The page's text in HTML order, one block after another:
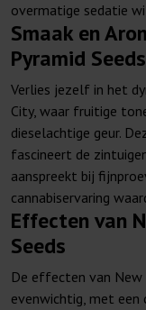
overmatige sedatie
Smaak en
Pyramid Seeds
Verlies jezelf in het
City, waar fruitige
dieselachtige geur.
fascineert de
aanspreekt bij
cannabiservaring
Effecten van
Seeds
De effecten van New
evenwichtig, met een